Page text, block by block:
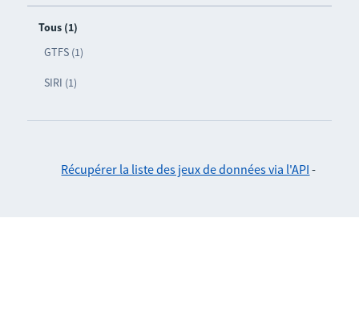
Tous (1)
GTFS (1)
SIRI (1)
Récupérer la liste des jeux de données via l'API -